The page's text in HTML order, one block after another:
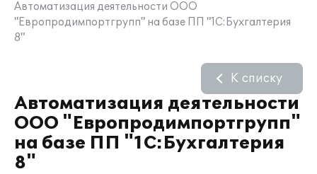
Автоматизация деятельности ООО
"Европродимпортгрупп" на базе ПП "1С:Бухгалтерия
8"
Автоматизация деятельности
ООО "Европродимпортгрупп"
на базе ПП "1С:Бухгалтерия
8"
К списку